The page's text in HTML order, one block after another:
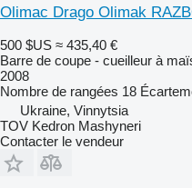
Olimac Drago Olimak
500 $US ≈ 435,40 €
Barre de coupe - cueilleur à
2008
Nombre de rangées 18
Ukraine, Vinnytsia
TOV Kedron Mashyneri
Contacter le vendeur